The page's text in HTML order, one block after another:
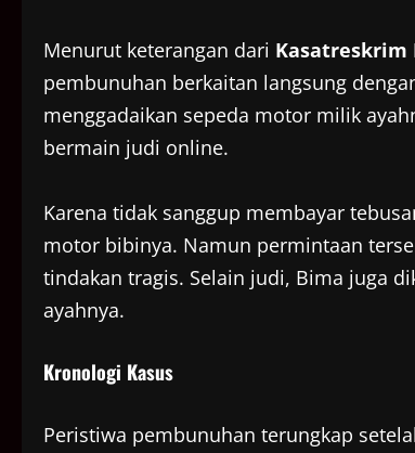
Menurut keterangan dari Kasatreskrim
pembunuhan berkaitan langsung
menggadaikan sepeda motor milik
bermain judi online.
Karena tidak sanggup membayar
motor bibinya. Namun permintaan
tindakan tragis. Selain judi, Bima juga
ayahnya.
Kronologi Kasus
Peristiwa pembunuhan terungkap